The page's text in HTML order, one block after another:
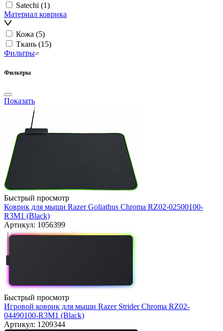
Satechi (1)
Материал коврика
Кожа (5)
Ткань (15)
Фильтры
Фильтры
Показать
Быстрый просмотр
Коврик для мыши Razer Goliathus Chroma RZ02-02500100-
R3M1 (Black)
Артикул: 1056399
Быстрый просмотр
Игровой коврик для мыши Razer Strider Chroma RZ02-
04490100-R3M1 (Black)
Артикул: 1209344